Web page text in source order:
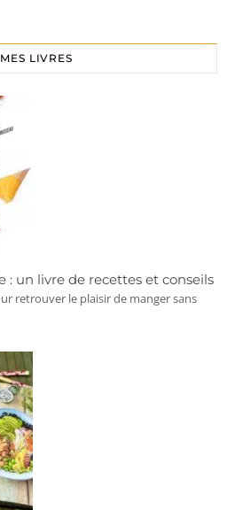
MES LIVRES
: un livre de recettes et conseils
retrouver le plaisir de manger sans